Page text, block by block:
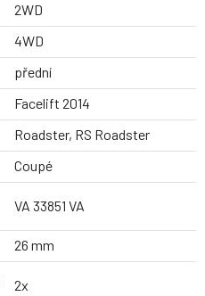
2WD
4WD
přední
Facelift 2014
Roadster, RS Roadster
Coupé
VA 33851 VA
26 mm
2x